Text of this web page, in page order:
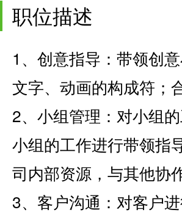
职位描述
1、创意指导：带领创
文字、动画的构成符；
2、小组管理：对小组
小组的工作进行带领指
司内部资源，与其他协
3、客户沟通：对客户